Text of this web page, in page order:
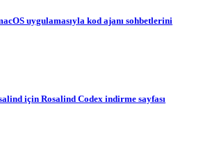
uygulamasıyla kod ajanı sohbetlerini
için Rosalind Codex indirme sayfası